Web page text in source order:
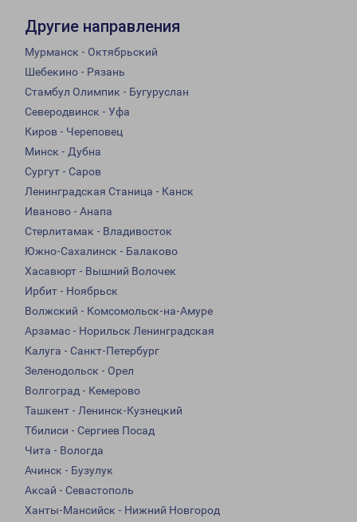
Другие направления
Мурманск - Октябрьский
Шебекино - Рязань
Стамбул Олимпик - Бугуруслан
Северодвинск - Уфа
Киров - Череповец
Минск - Дубна
Сургут - Саров
Ленинградская Станица - Канск
Иваново - Анапа
Стерлитамак - Владивосток
Южно-Сахалинск - Балаково
Хасавюрт - Вышний Волочек
Ирбит - Ноябрьск
Волжский - Комсомольск-на-Амуре
Арзамас - Норильск Ленинградская
Калуга - Санкт-Петербург
Зеленодольск - Орел
Волгоград - Кемерово
Ташкент - Ленинск-Кузнецкий
Тбилиси - Сергиев Посад
Чита - Вологда
Ачинск - Бузулук
Аксай - Севастополь
Ханты-Мансийск - Нижний Новгород